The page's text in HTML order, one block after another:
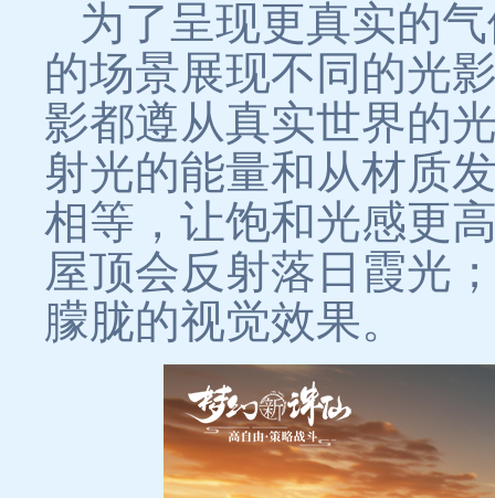
为了呈现更真实的
的场景展现不同的光
影都遵从真实世界的
射光的能量和从材质
相等，让饱和光感更
屋顶会反射落日霞光
朦胧的视觉效果。